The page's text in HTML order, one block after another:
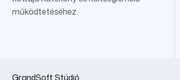
működtetéséhez.
GrandSoft Stúdió